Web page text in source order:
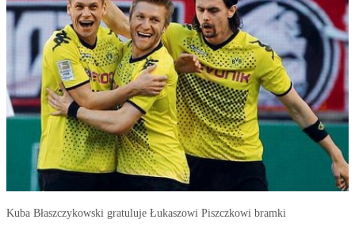
Kuba Błaszczykowski gratuluje Łukaszowi Piszczkowi bramki